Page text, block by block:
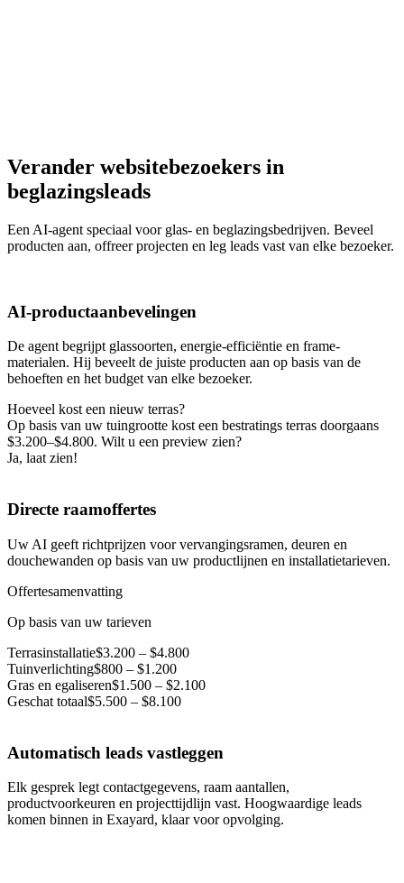
Verander websitebezoekers in
beglazingsleads
Een AI-agent speciaal voor glas- en beglazingsbedrijven. Beveel
producten aan, offreer projecten en leg leads vast van elke bezoeker.
AI-productaanbevelingen
De agent begrijpt glassoorten, energie-efficiëntie en frame-
materialen. Hij beveelt de juiste producten aan op basis van de
behoeften en het budget van elke bezoeker.
Hoeveel kost een nieuw terras?
Op basis van uw tuingrootte kost een bestratings terras doorgaans
$3.200–$4.800. Wilt u een preview zien?
Ja, laat zien!
Directe raamoffertes
Uw AI geeft richtprijzen voor vervangingsramen, deuren en
douchewanden op basis van uw productlijnen en installatietarieven.
Offertesamenvatting
Op basis van uw tarieven
Terrasinstallatie$3.200 – $4.800
Tuinverlichting$800 – $1.200
Gras en egaliseren$1.500 – $2.100
Geschat totaal$5.500 – $8.100
Automatisch leads vastleggen
Elk gesprek legt contactgegevens, raam aantallen,
productvoorkeuren en projecttijdlijn vast. Hoogwaardige leads
komen binnen in Exayard, klaar voor opvolging.